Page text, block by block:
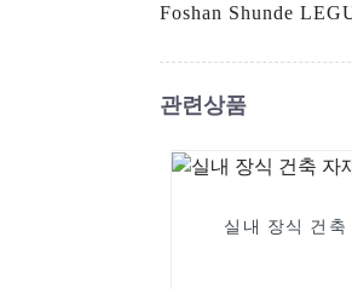
Foshan Shunde
관련상품
실내 장식 건